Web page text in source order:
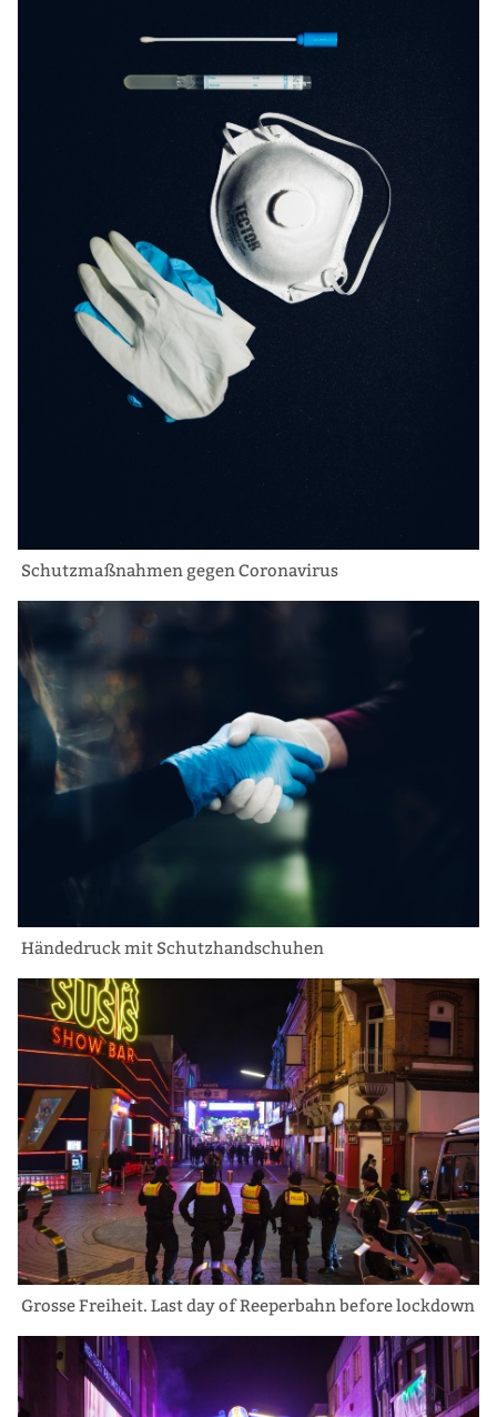
Schutzmaßnahmen gegen Coronavirus
Händedruck mit Schutzhandschuhen
Grosse Freiheit. Last day of Reeperbahn before lockdown